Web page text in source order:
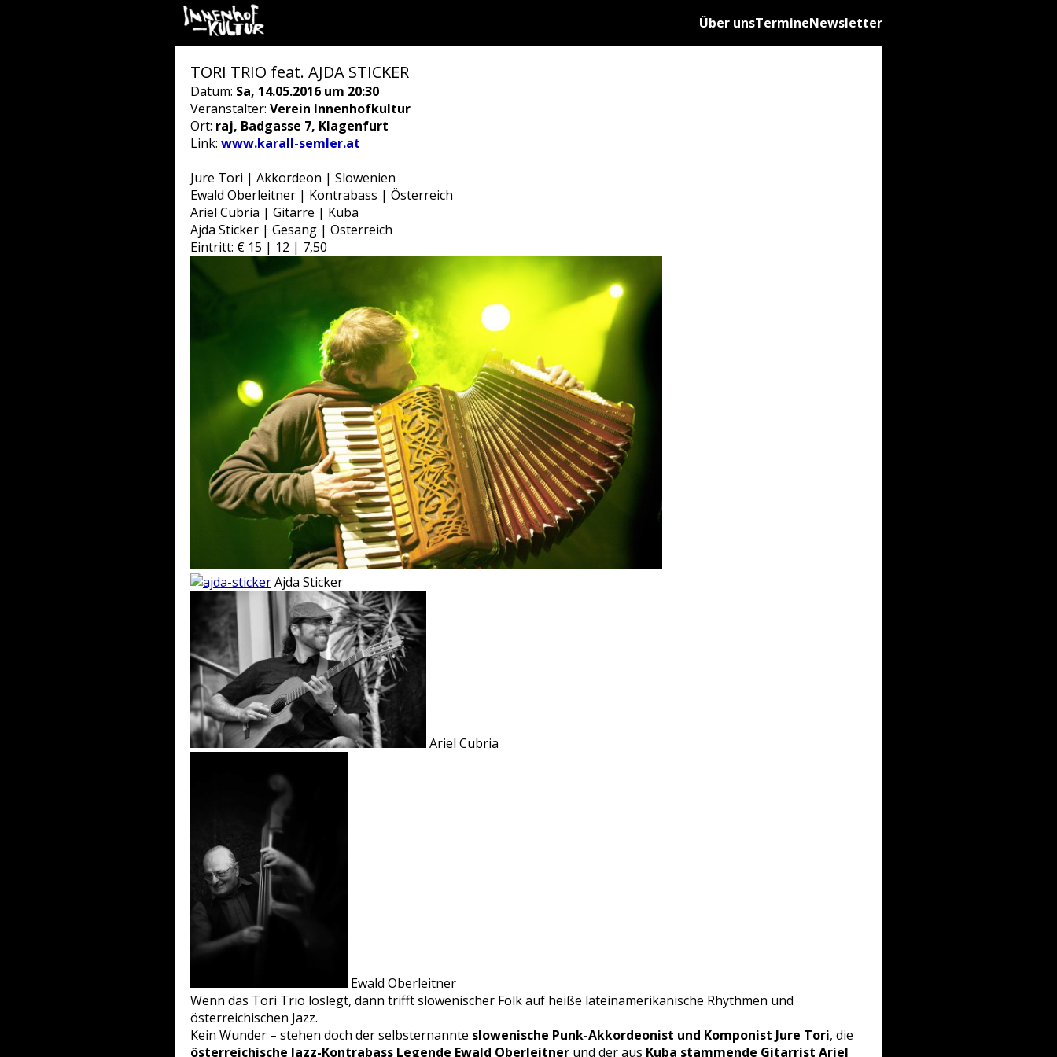
Über unsTermineNewsletter
TORI TRIO feat. AJDA STICKER
Datum: Sa, 14.05.2016 um 20:30
Veranstalter: Verein Innenhofkultur
Ort: raj, Badgasse 7, Klagenfurt
Link: www.karall-semler.at
Jure Tori | Akkordeon | Slowenien
Ewald Oberleitner | Kontrabass | Österreich
Ariel Cubria | Gitarre | Kuba
Ajda Sticker | Gesang | Österreich
Eintritt: € 15 | 12 | 7,50
Ajda Sticker
Ariel Cubria
Ewald Oberleitner
Wenn das Tori Trio loslegt, dann trifft slowenischer Folk auf heiße lateinamerikanische Rhythmen und
österreichischen Jazz.
Kein Wunder – stehen doch der selbsternannte slowenische Punk-Akkordeonist und Komponist Jure Tori, die
österreichische Jazz-Kontrabass Legende Ewald Oberleitner und der aus Kuba stammende Gitarrist Ariel